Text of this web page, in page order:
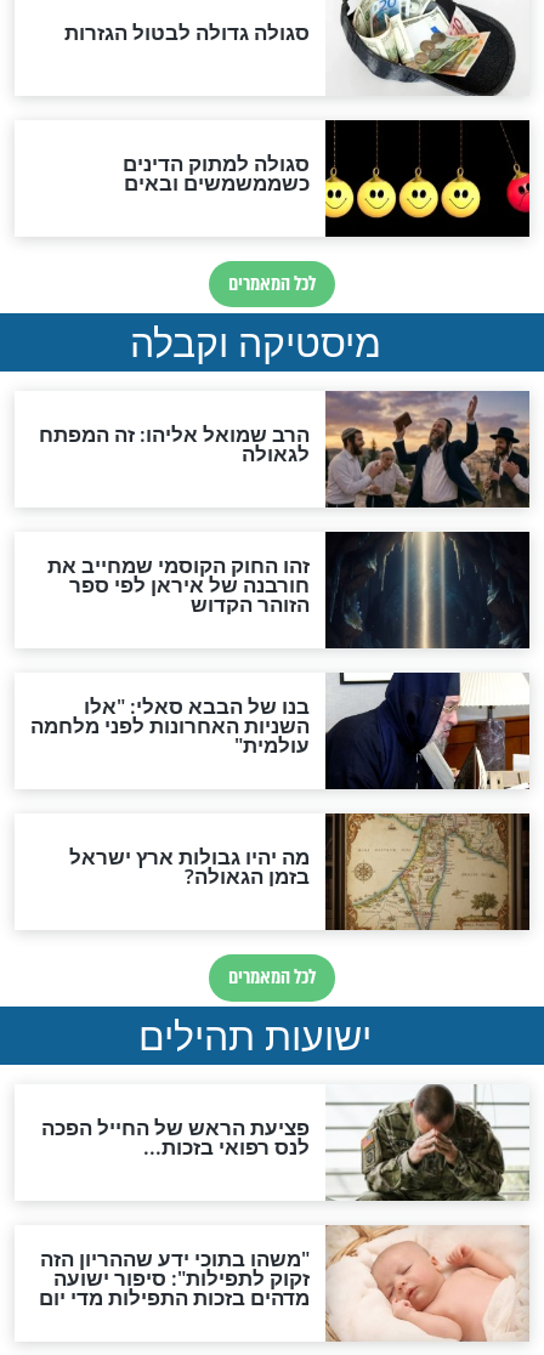
האם אפשר לחשב את הקץ?
מה יהיה בימות המשיח?
"לפני הגאולה תהיה אפיקורסות
והכחשה גדולה מאוד של
האמונה"
האם לאחר בוא המשיח יהיה
אפשר לחזור בתשובה?
לכל המאמרים
להמתקת הדינים וביטול
גזרות
סגולת ע"ב שמות הקודש
תפילה סגולית להמתקת
הדינים